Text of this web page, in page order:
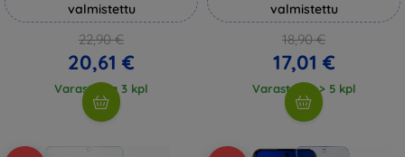
valmistettu
22,90 €
20,61 €
Varastossa 3 kpl
valmistettu
18,90 €
17,01 €
Varastossa > 5 kpl